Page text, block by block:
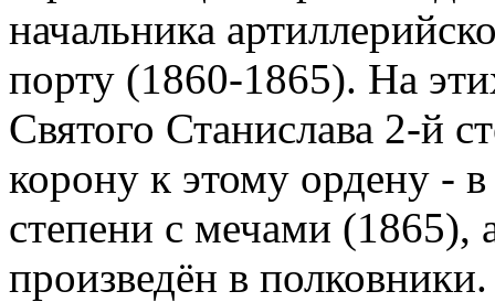
начальника
порту (1860-1865). На
Святого Станислава 2-й
корону к этому ордену -
степени с мечами (1865),
произведён в полковники.